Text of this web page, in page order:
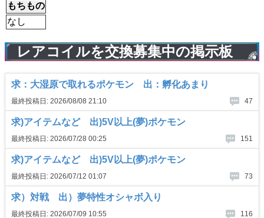
もちもの
なし
レアコイルを交換募集中の掲示板